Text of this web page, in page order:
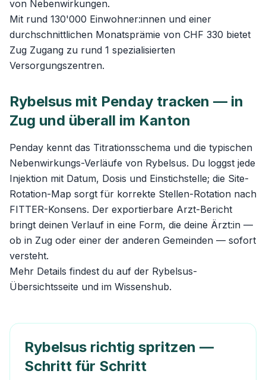
von Nebenwirkungen.
Mit rund 130'000 Einwohner:innen und einer
durchschnittlichen Monatsprämie von CHF 330 bietet
Zug Zugang zu rund 1 spezialisierten
Versorgungszentren.
Rybelsus mit Penday tracken — in
Zug und überall im Kanton
Penday kennt das Titrationsschema und die typischen
Nebenwirkungs-Verläufe von Rybelsus. Du loggst jede
Injektion mit Datum, Dosis und Einstichstelle; die Site-
Rotation-Map sorgt für korrekte Stellen-Rotation nach
FITTER-Konsens. Der exportierbare Arzt-Bericht
bringt deinen Verlauf in eine Form, die deine Ärzt:in —
ob in Zug oder einer der anderen Gemeinden — sofort
versteht.
Mehr Details findest du auf der Rybelsus-
Übersichtsseite und im Wissenshub.
Rybelsus richtig spritzen —
Schritt für Schritt